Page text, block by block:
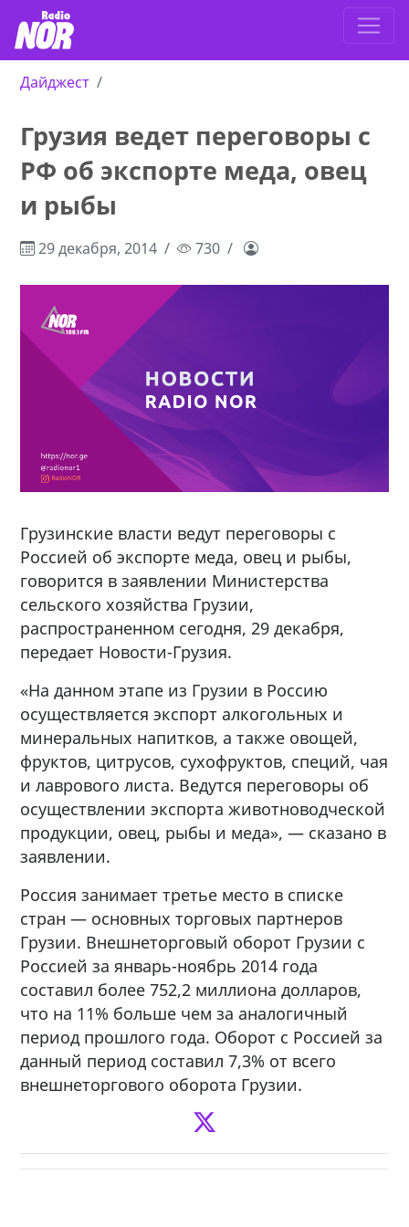
Дайджест
Грузия ведет переговоры с
РФ об экспорте меда, овец
и рыбы
29 декабря, 2014 730
Грузинские власти ведут переговоры с
Россией об экспорте меда, овец и рыбы,
говорится в заявлении Министерства
сельского хозяйства Грузии,
распространенном сегодня, 29 декабря,
передает Новости-Грузия.
«На данном этапе из Грузии в Россию
осуществляется экспорт алкогольных и
минеральных напитков, а также овощей,
фруктов, цитрусов, сухофруктов, специй, чая
и лаврового листа. Ведутся переговоры об
осуществлении экспорта животноводческой
продукции, овец, рыбы и меда», — сказано в
заявлении.
Россия занимает третье место в списке
стран — основных торговых партнеров
Грузии. Внешнеторговый оборот Грузии с
Россией за январь-ноябрь 2014 года
составил более 752,2 миллиона долларов,
что на 11% больше чем за аналогичный
период прошлого года. Оборот с Россией за
данный период составил 7,3% от всего
внешнеторгового оборота Грузии.